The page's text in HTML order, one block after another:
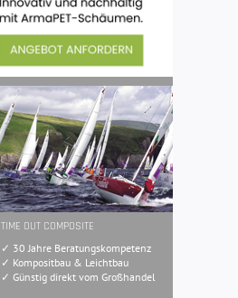
TIME OUT COMPOSITE
✓ 30 Jahre Beratungskompetenz
✓ Kompositbau & Leichtbau
✓ Günstig direkt vom Großhandel